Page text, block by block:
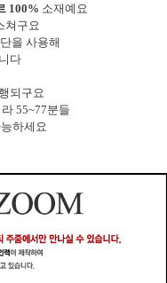
100% 소재예요
쳐구요
을 사용해
다
되구요
55~77분들
하세요